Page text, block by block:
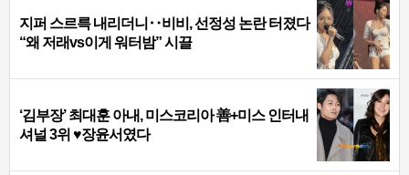
지퍼 스르륵 내리더니‥비비, 선정성 논란 터졌다
“왜 저래vs이게 워터밤” 시끌
‘김부장’ 최대훈 아내, 미스코리아 善+미스 인터내
셔널 3위 ♥장윤서였다